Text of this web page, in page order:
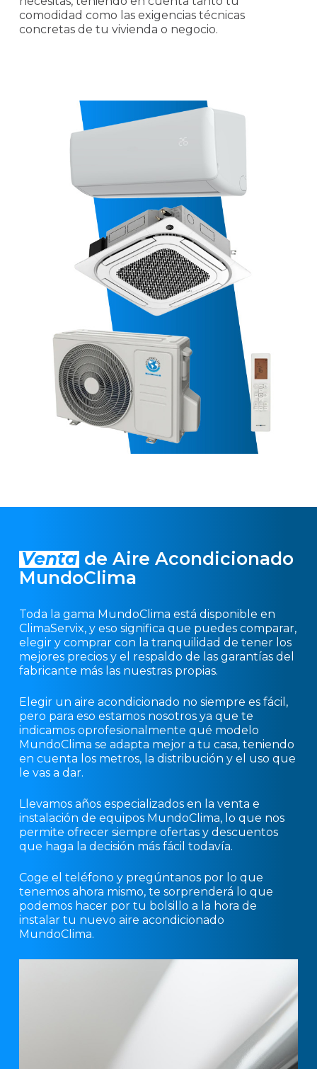
comodidad como las exigencias técnicas
concretas de tu vivienda o negocio.
Venta de Aire Acondicionado
MundoClima
Toda la gama MundoClima está disponible en
ClimaServix, y eso significa que puedes comparar,
elegir y comprar con la tranquilidad de tener los
mejores precios y el respaldo de las garantías del
fabricante más las nuestras propias.
Elegir un aire acondicionado no siempre es fácil,
pero para eso estamos nosotros ya que te
indicamos oprofesionalmente qué modelo
MundoClima se adapta mejor a tu casa, teniendo
en cuenta los metros, la distribución y el uso que
le vas a dar.
Llevamos años especializados en la venta e
instalación de equipos MundoClima, lo que nos
permite ofrecer siempre ofertas y descuentos
que haga la decisión más fácil todavía.
Coge el teléfono y pregúntanos por lo que
tenemos ahora mismo, te sorprenderá lo que
podemos hacer por tu bolsillo a la hora de
instalar tu nuevo aire acondicionado
MundoClima.